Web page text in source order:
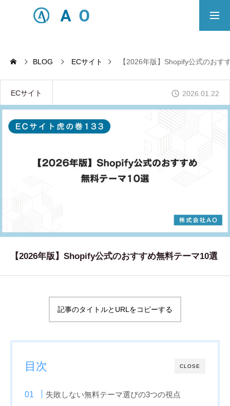
ECサイト制作対応エリア
Principle
あっ！と おどろく、みらいをつくる。
SERVICE
制作実績
お問い合わせ
RECRUIT
採用・応募
BLOG
BLOG ECサイト 【2026年版】Shopify公式のおす
ECサイト 2026.01.22
【2026年版】Shopify公式のおすすめ無料テーマ10選
記事のタイトルとURLをコピーする
CLOSE
目次
失敗しない無料テーマ選びの3つの視点